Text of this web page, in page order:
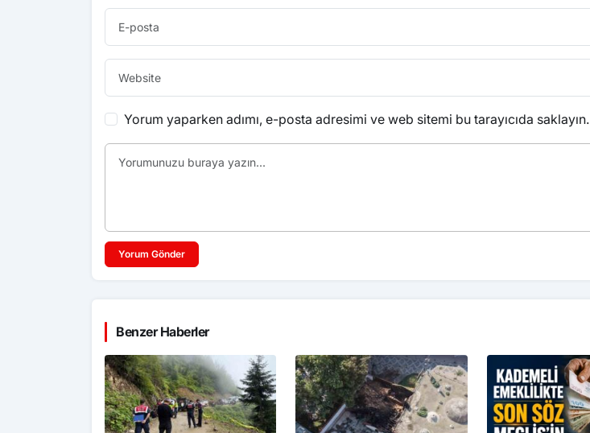
Yorum yaparken adımı, e-posta adresimi ve web sitemi bu tarayıcıda saklayın.
Yorum Gönder
Benzer Haberler